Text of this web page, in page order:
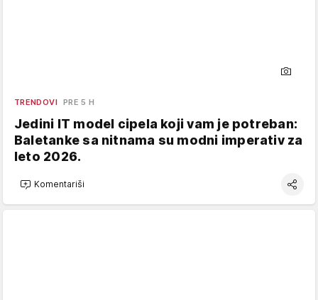
TRENDOVI PRE 5 H
Jedini IT model cipela koji vam je potreban:
Baletanke sa nitnama su modni imperativ za
leto 2026.
Komentariši